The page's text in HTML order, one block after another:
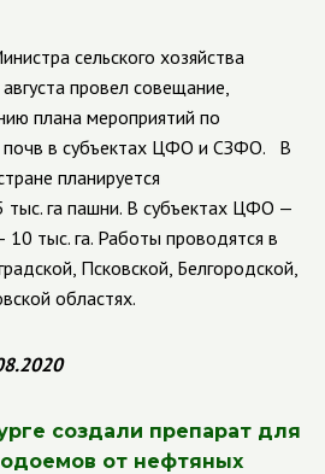
сельского хозяйства
провел совещание,
плана мероприятий по
почв в субъектах ЦФО и СЗФО. В
планируется
тыс. га пашни. В субъектах ЦФО —
тыс. га. Работы проводятся в
Псковской, Белгородской,
областях.
создали препарат для
от нефтяных